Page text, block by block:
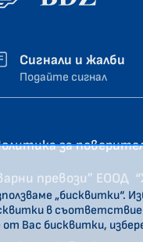
Сигнали и жалби
Подайте сигнал
за
превози” ЕООД
„бисквитки“.
в
от Вас бисквитки,